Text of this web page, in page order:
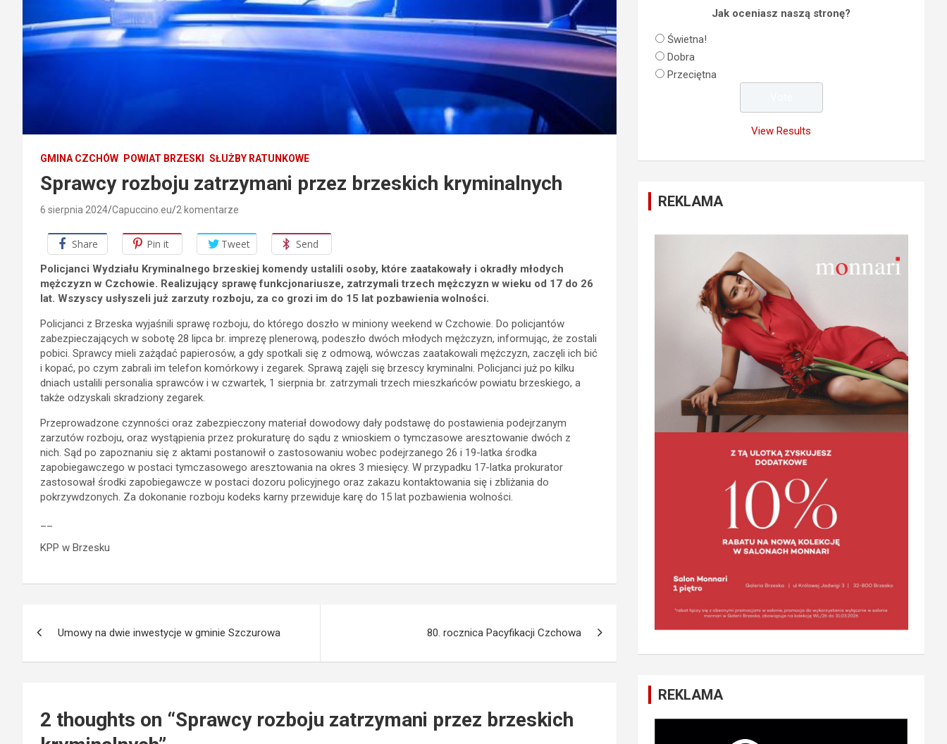
GMINA CZCHÓW POWIAT BRZESKI SŁUŻBY RATUNKOWE
Sprawcy rozboju zatrzymani przez brzeskich kryminalnych
6 sierpnia 2024 Capuccino.eu 2 komentarze
Share Pin it Tweet Send
Policjanci Wydziału Kryminalnego brzeskiej komendy ustalili osoby, które zaatakowały i okradły młodych
mężczyzn w Czchowie. Realizujący sprawę funkcjonariusze, zatrzymali trzech mężczyzn w wieku od 17 do 26
lat. Wszyscy usłyszeli już zarzuty rozboju, za co grozi im do 15 lat pozbawienia wolności.
Policjanci z Brzeska wyjaśnili sprawę rozboju, do którego doszło w miniony weekend w Czchowie. Do policjantów
zabezpieczających w sobotę 28 lipca br. imprezę plenerową, podeszło dwóch młodych mężczyzn, informując, że zostali
pobici. Sprawcy mieli zażądać papierosów, a gdy spotkali się z odmową, wówczas zaatakowali mężczyzn, zaczęli ich bić
i kopać, po czym zabrali im telefon komórkowy i zegarek. Sprawą zajęli się brzescy kryminalni. Policjanci już po kilku
dniach ustalili personalia sprawców i w czwartek, 1 sierpnia br. zatrzymali trzech mieszkańców powiatu brzeskiego, a
także odzyskali skradziony zegarek.
Przeprowadzone czynności oraz zabezpieczony materiał dowodowy dały podstawę do postawienia podejrzanym
zarzutów rozboju, oraz wystąpienia przez prokuraturę do sądu z wnioskiem o tymczasowe aresztowanie dwóch z
nich. Sąd po zapoznaniu się z aktami postanowił o zastosowaniu wobec podejrzanego 26 i 19-latka środka
zapobiegawczego w postaci tymczasowego aresztowania na okres 3 miesięcy. W przypadku 17-latka prokurator
zastosował środki zapobiegawcze w postaci dozoru policyjnego oraz zakazu kontaktowania się i zbliżania do
pokrzywdzonych. Za dokonanie rozboju kodeks karny przewiduje karę do 15 lat pozbawienia wolności.
KPP w Brzesku
Umowy na dwie inwestycje w gminie Szczurowa 80. rocznica Pacyfikacji Czchowa
2 thoughts on “Sprawcy rozboju zatrzymani przez brzeskich
Jak oceniasz naszą stronę?
Świetna!
Dobra
Przeciętna
View Results
REKLAMA
REKLAMA